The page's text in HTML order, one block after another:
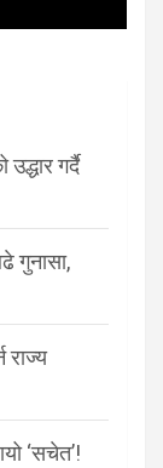
गर्दै
गुनासा,
राज्य
‘सचेत’!